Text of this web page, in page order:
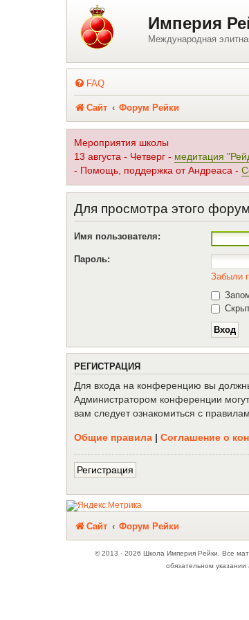
Регистрация Империя
Международная
FAQ
Сайт Форум Рейки
Мероприятия школы
13 августа - Четверг - медитация
- Помощь, поддержка от Андреаса -
Для просмотра этого
Имя пользователя:
Пароль:
Забыли
РЕГИСТРАЦИЯ
Для входа на конференцию вы
Администратором конференции
вам следует ознакомиться с
Общие правила | Соглашение о
Регистрация
Сайт Форум Рейки
Связаться с
© 2013 - 2026 Школа Империя Рейки. Все
обязательном